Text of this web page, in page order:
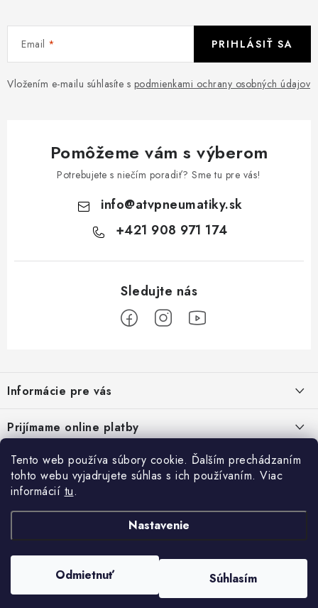
Tento web používa súbory cookie. Ďalším prechádzaním
tohto webu vyjadrujete súhlas s ich používaním. Viac
informácií tu.
Nastavenie
Odmietnuť Súhlasím
Email
Vložením e-mailu súhlasíte s podmienkami ochrany osobných údajov
PRIHLÁSIŤ SA
Pomôžeme vám s výberom
Potrebujete s niečím poradiť? Sme tu pre vás!
info@atvpneumatiky.sk
+421 908 971 174
p
ä
t
Informácie pre vás
Reklamačný poriadok - formulár
Kontakt
Prijímame online platby
Prihlásenie
E-mail
Heslo
Facebook
Posledné hodnotenie produktov
Vytvoril Shoptet
Copyright 2026ATV pneumatiky . Všetky práva vyhradené.